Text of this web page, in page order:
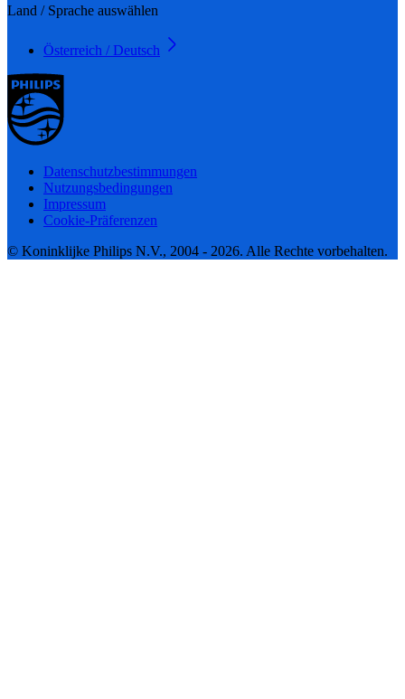
Land / Sprache auswählen
Österreich / Deutsch
Datenschutzbestimmungen
Nutzungsbedingungen
Impressum
Cookie-Präferenzen
© Koninklijke Philips N.V., 2004 - 2026. Alle Rechte vorbehalten.